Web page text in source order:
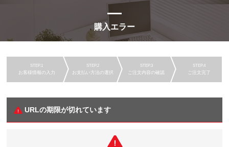
購入エラー
お客様情報の入力 お支払い方法の選択 ご注文内容の確認 ご注文完了
URLの期限が切れています